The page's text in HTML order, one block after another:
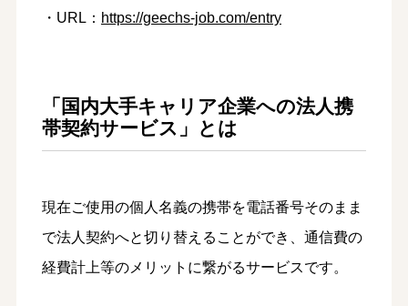
・URL： https://geechs-job.com/entry
「国内大手キャリア企業への法人携
帯契約サービス」とは
現在ご使用の個人名義の携帯を電話番号そのまま
で法人契約へと切り替えることができ、通信費の
経費計上等のメリットに繋がるサービスです。